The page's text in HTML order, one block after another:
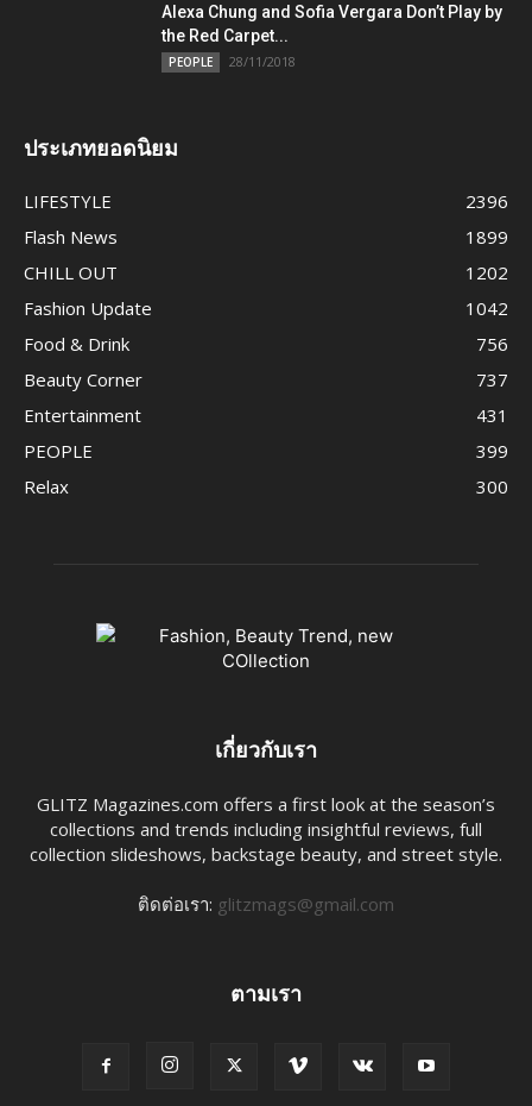
Alexa Chung and Sofia Vergara Don’t Play by
the Red Carpet...
PEOPLE 28/11/2018
ประเภทยอดนิยม
LIFESTYLE
2396
Flash News
1899
CHILL OUT
1202
Fashion Update
1042
Food & Drink
756
Beauty Corner
737
Entertainment
431
PEOPLE
399
Relax
300
เกี่ยวกับเรา
GLITZ Magazines.com offers a first look at the season’s
collections and trends including insightful reviews, full
collection slideshows, backstage beauty, and street style.
ติดต่อเรา: glitzmags@gmail.com
ตามเรา